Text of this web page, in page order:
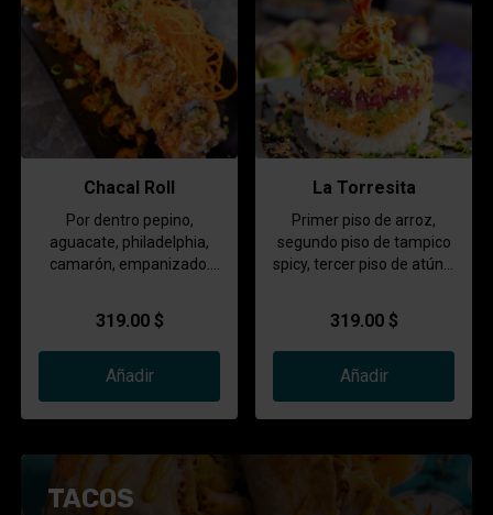
Chacal Roll
Por dentro pepino,
aguacate, philadelphia,
camarón, empanizado.
de salmón y togarachi.
319.00 $
Añadir
La Torresita
Primer piso de arroz,
segundo piso de tampico
spicy, tercer piso de atún y
camarón coronado con
aguacate y spicy de
kanicama, bañado en
salsa de anguila y
319.00 $
Añadir
TACOS